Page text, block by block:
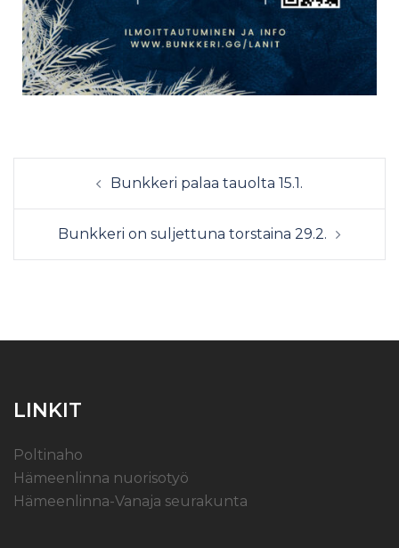
Bunkkeri palaa tauolta 15.1.
Bunkkeri on suljettuna torstaina 29.2.
LINKIT
Poltinaho
Hämeenlinna nuorisotyö
Hämeenlinna-Vanaja seurakunta